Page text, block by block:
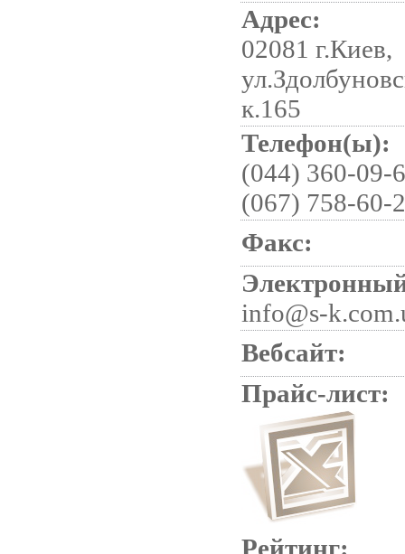
Адрес:
02081 г.Киев,
к.165
Телефон(ы):
(044) 360-09-
(067) 758-60-
Факс:
info@s-
Вебсайт:
Прайс-лист:
Рейтинг: